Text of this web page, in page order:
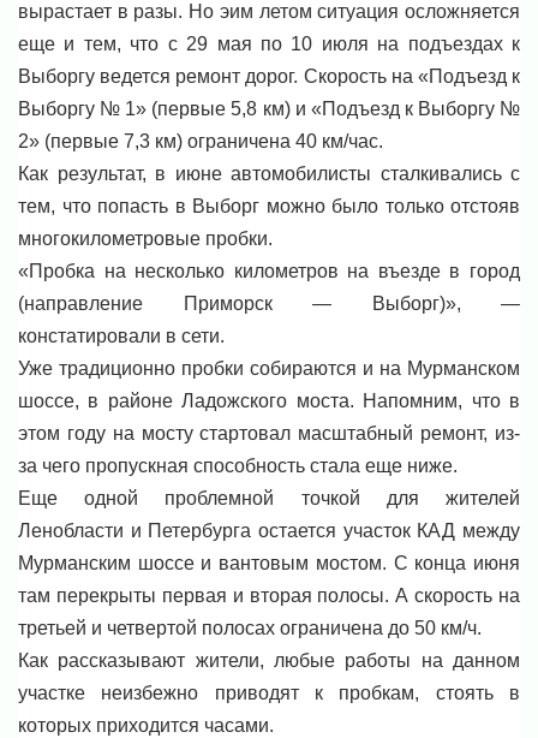
вырастает в разы. Но эим летом ситуация осложняется
еще и тем, что с 29 мая по 10 июля на подъездах к
Выборгу ведется ремонт дорог. Скорость на «Подъезд к
Выборгу № 1» (первые 5,8 км) и «Подъезд к Выборгу №
2» (первые 7,3 км) ограничена 40 км/час.
Как результат, в июне автомобилисты сталкивались с
тем, что попасть в Выборг можно было только отстояв
многокилометровые пробки.
«Пробка на несколько километров на въезде в город
(направление Приморск — Выборг)», —
констатировали в сети.
Уже традиционно пробки собираются и на Мурманском
шоссе, в районе Ладожского моста. Напомним, что в
этом году на мосту стартовал масштабный ремонт, из-
за чего пропускная способность стала еще ниже.
Еще одной проблемной точкой для жителей
Ленобласти и Петербурга остается участок КАД между
Мурманским шоссе и вантовым мостом. С конца июня
там перекрыты первая и вторая полосы. А скорость на
третьей и четвертой полосах ограничена до 50 км/ч.
Как рассказывают жители, любые работы на данном
участке неизбежно приводят к пробкам, стоять в
которых приходится часами.